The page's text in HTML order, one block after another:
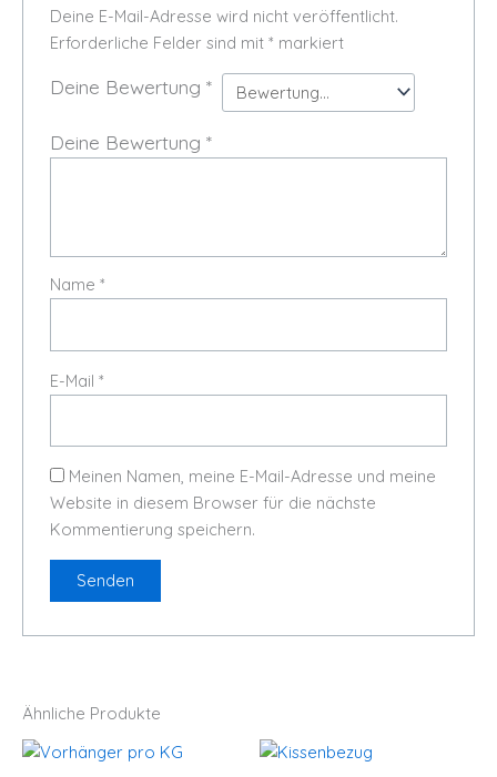
Deine E-Mail-Adresse wird nicht veröffentlicht.
Erforderliche Felder sind mit* markiert
Deine Bewertung*
Deine Bewertung*
Name*
E-Mail*
Meinen Namen, meine E-Mail-Adresse und meine
Website in diesem Browser für die nächste
Kommentierung speichern.
Ähnliche Produkte
Vorhänger
pro
Kissenbezug
Menge